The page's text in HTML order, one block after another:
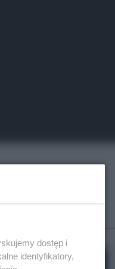
dostęp i
identyfikatory,